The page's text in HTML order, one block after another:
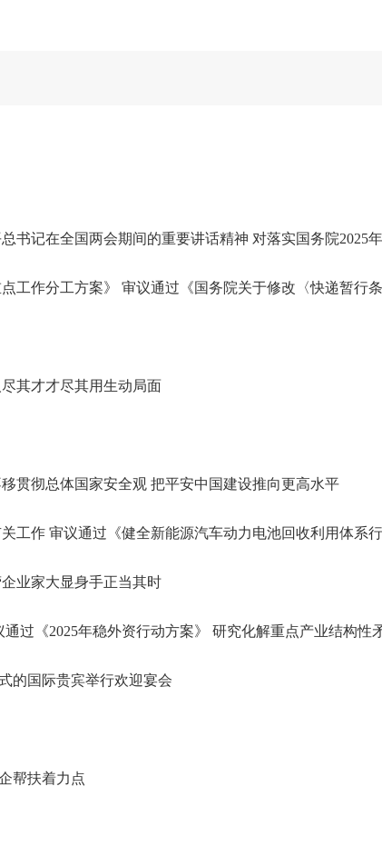
书记在全国两会期间的重要讲话精神 对落实国务院2025
工作分工方案》 审议通过《国务院关于修改〈快递暂行
其才才尽其用生动局面
贯彻总体国家安全观 把平安中国建设推向更高水平
业家大显身手正当其时
的国际贵宾举行欢迎宴会
帮扶着力点